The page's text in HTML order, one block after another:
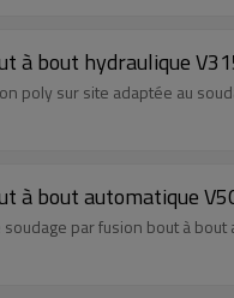
à bout hydraulique
poly sur site adaptée au
à bout automatique
soudage par fusion bout à